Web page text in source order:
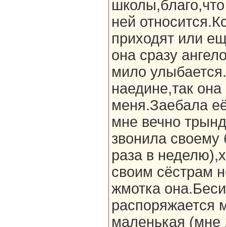
ней
приходят или
она сразу
мило
наедине,так она
меня.Заебала
мне вечно
звонила своему
раза в
своим сёстрам
жмотка
распоряжается
маленькая (мне